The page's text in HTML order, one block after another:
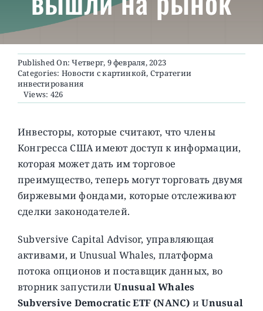
О ПРОЕКТЕ
Published On: Четверг, 9 февраля, 2023
Categories: Новости с картинкой, Стратегии
инвестирования
Views: 426
Инвесторы, которые считают, что члены
Конгресса США имеют доступ к информации,
которая может дать им торговое
преимущество, теперь могут торговать двумя
биржевыми фондами, которые отслеживают
сделки законодателей.
Subversive Capital Advisor, управляющая
активами, и Unusual Whales, платформа
потока опционов и поставщик данных, во
вторник запустилиUnusual Whales
Subversive Democratic ETF (NANC) иUnusual